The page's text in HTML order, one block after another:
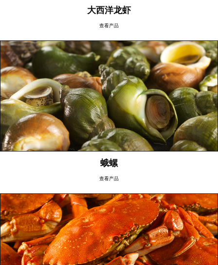
大西洋龙虾
查看产品
蛾螺
查看产品